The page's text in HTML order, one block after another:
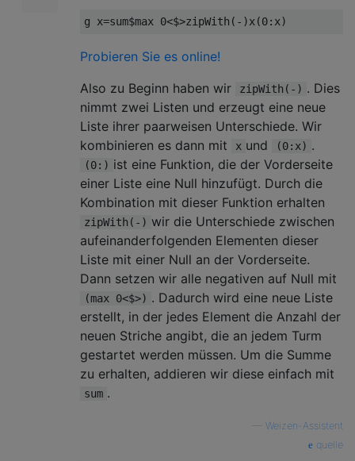
g x=sum$max 0<$>zipWith (-)x(0: x)
Probieren Sie es online!
Also zu Beginn haben wir
zipWith(-) . Dies
nimmt zwei Listen und erzeugt eine neue
Liste ihrer paarweisen Unterschiede. Wir
kombinieren es dann mit
x und (0:x) .
(0:) ist eine Funktion, die der Vorderseite
einer Liste eine Null hinzufügt. Durch die
Kombination mit dieser Funktion erhalten
zipWith(-) wir die Unterschiede zwischen
aufeinanderfolgenden Elementen dieser
Liste mit einer Null an der Vorderseite.
Dann setzen wir alle negativen auf Null mit
(max 0<$>) . Dadurch wird eine neue Liste
erstellt, in der jedes Element die Anzahl der
neuen Striche angibt, die an jedem Turm
gestartet werden müssen. Um die Summe
zu erhalten, addieren wir diese einfach mit
sum .
Weizen-Assistent
quelle